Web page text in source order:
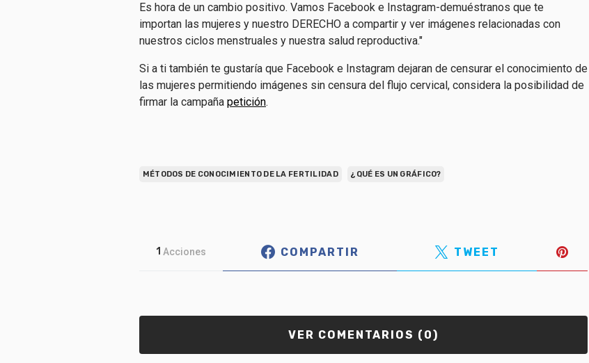
Es hora de un cambio positivo. Vamos Facebook e Instagram-demuéstranos que te
importan las mujeres y nuestro DERECHO a compartir y ver imágenes relacionadas con
nuestros ciclos menstruales y nuestra salud reproductiva."
Si a ti también te gustaría que Facebook e Instagram dejaran de censurar el conocimiento de
las mujeres permitiendo imágenes sin censura del flujo cervical, considera la posibilidad de
firmar la campaña petición.
MÉTODOS DE CONOCIMIENTO DE LA FERTILIDAD ¿QUÉ ES UN GRÁFICO?
1 Acciones COMPARTIR TWEET
VER COMENTARIOS (0)